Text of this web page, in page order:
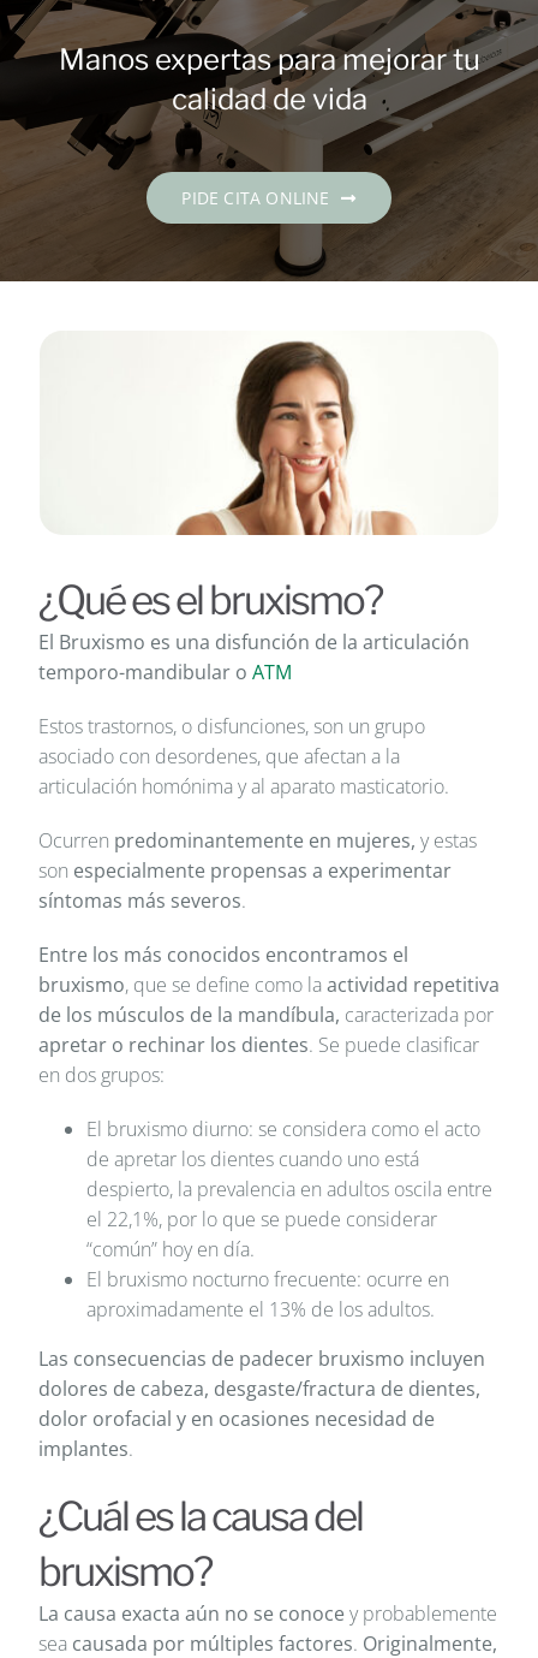
Contacto
Español
Manos expertas para mejorar tu
calidad de vida
PIDE CITA ONLINE
¿Qué es el bruxismo?
El Bruxismo es una disfunción de la articulación
temporo-mandibular o ATM
Estos trastornos, o disfunciones, son un grupo
asociado con desordenes, que afectan a la
articulación homónima y al aparato masticatorio.
Ocurren predominantemente en mujeres, y estas
son especialmente propensas a experimentar
síntomas más severos.
Entre los más conocidos encontramos el
bruxismo, que se define como laactividad repetitiva
de los músculos de la mandíbula, caracterizada por
apretar o rechinar los dientes. Se puede clasificar
en dos grupos:
El bruxismo diurno: se considera como el acto
de apretar los dientes cuando uno está
despierto, la prevalencia en adultos oscila entre
el 22,1%, por lo que se puede considerar
“común” hoy en día.
El bruxismo nocturno frecuente: ocurre en
aproximadamente el 13% de los adultos.
Las consecuencias de padecer bruxismo incluyen
dolores de cabeza, desgaste/fractura de dientes,
dolor orofacial y en ocasiones necesidad de
implantes.
¿Cuál es la causa del
bruxismo?
La causa exacta aún no se conoce y probablemente
sea causada por múltiples factores. Originalmente,